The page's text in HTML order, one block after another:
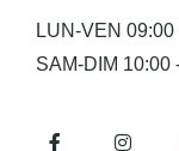
LUN-VEN 09:00
SAM-DIM 10:00